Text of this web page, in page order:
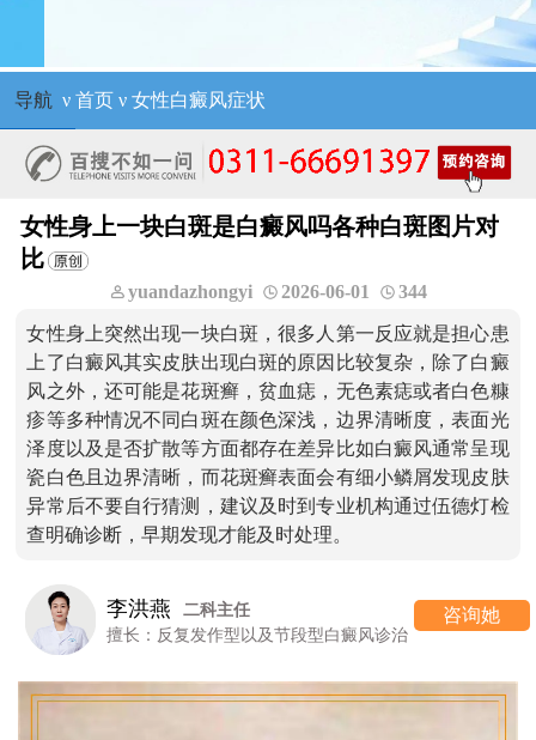
导航 ν 首页ν 女性白癜风症状
女性身上一块白斑是白癜风吗各种白斑图片对
比
yuandazhongyi 2026-06-01 344
女性身上突然出现一块白斑，很多人第一反应就是担心患
上了白癜风其实皮肤出现白斑的原因比较复杂，除了白癜
风之外，还可能是花斑癣，贫血痣，无色素痣或者白色糠
疹等多种情况不同白斑在颜色深浅，边界清晰度，表面光
泽度以及是否扩散等方面都存在差异比如白癜风通常呈现
瓷白色且边界清晰，而花斑癣表面会有细小鳞屑发现皮肤
异常后不要自行猜测，建议及时到专业机构通过伍德灯检
查明确诊断，早期发现才能及时处理。
李洪燕
二科主任
擅长：反复发作型以及节段型白癜风诊治
咨询她